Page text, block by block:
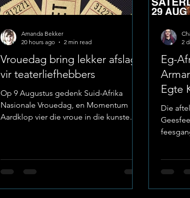
Vrouedag bring lekker afslag
vir teaterliefhebbers
Op 9 Augustus gedenk Suid-Afrika
Nasionale Vrouedag, en Momentum
Aardklop vier die vroue in die kunste
eenvoudig. Jy gaan na SeatMe.co.za,
kies die produksies waarvoor die
Amanda Bekker
20 hours ago
2 min read
Eg-
Egte
Die
en 29
2